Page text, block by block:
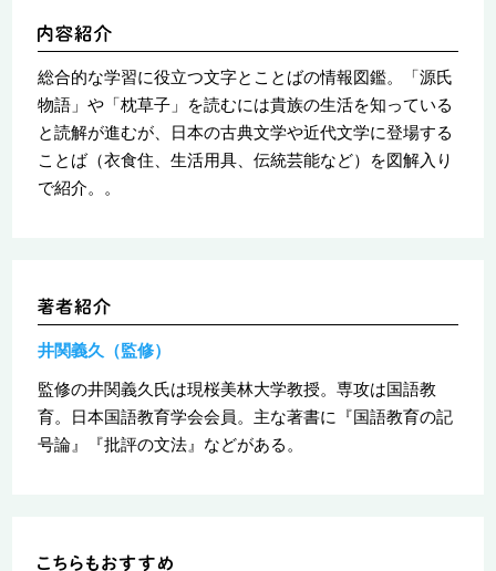
総合的な学習に役立つ文字とことばの情報図鑑。「源氏
物語」や「枕草子」を読むには貴族の生活を知っている
と読解が進むが、日本の古典文学や近代文学に登場する
ことば（衣食住、生活用具、伝統芸能など）を図解入り
で紹介。。
井関義久（監修）
監修の井関義久氏は現桜美林大学教授。専攻は国語教
育。日本国語教育学会会員。主な著書に『国語教育の記
号論』『批評の文法』などがある。